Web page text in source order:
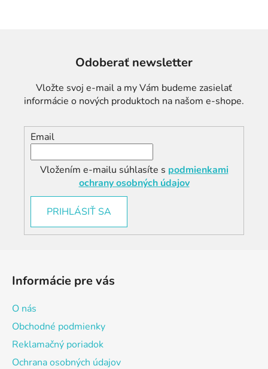
Odoberať newsletter
Vložte svoj e-mail a my Vám budeme zasielať
informácie o nových produktoch na našom e-shope.
Email
Vložením e-mailu súhlasíte s podmienkami
ochrany osobných údajov
PRIHLÁSIŤ SA
Informácie pre vás
O nás
Obchodné podmienky
Reklamačný poriadok
Ochrana osobných údajov